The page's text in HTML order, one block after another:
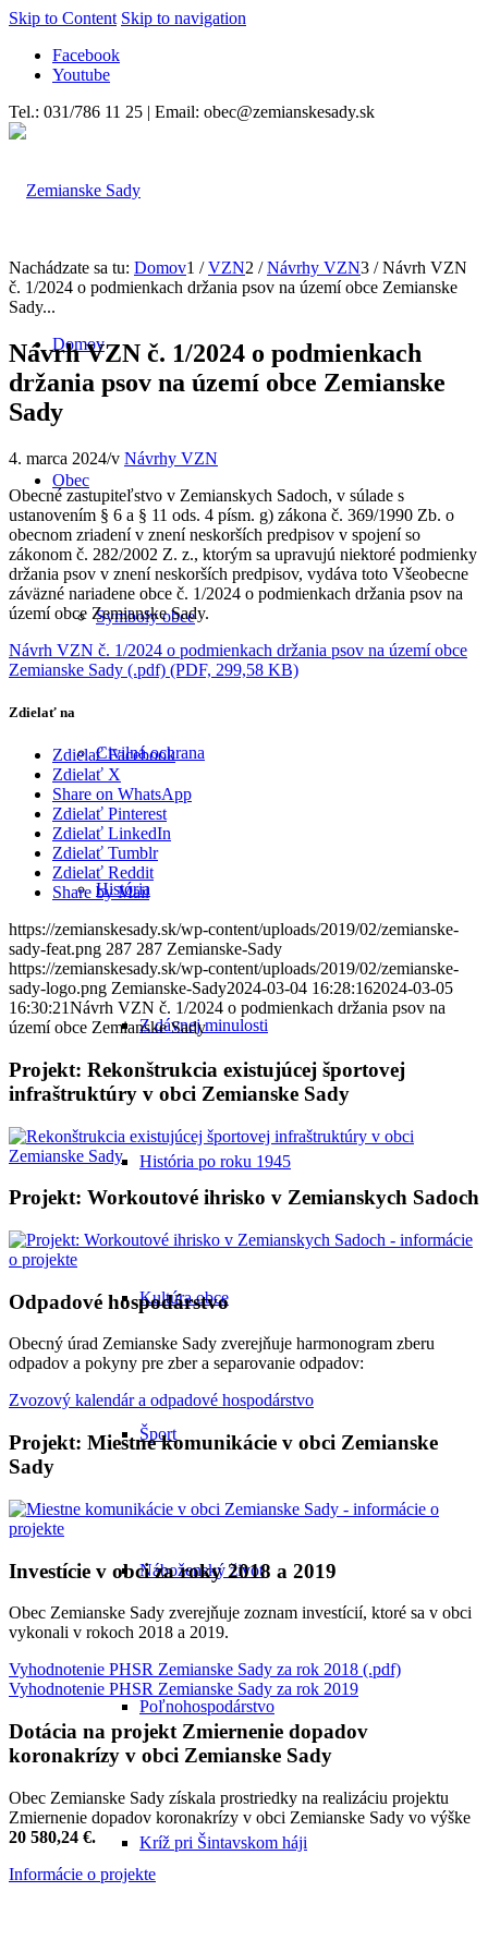
Skip to Content Skip to navigation
Facebook
Youtube
Tel.: 031/786 11 25 | Email: obec@zemianskesady.sk
Domov
Obec
Symboly obce
Civilná ochrana
História
Z dávnej minulosti
História po roku 1945
Kultúra obce
Šport
Náboženský život
Poľnohospodárstvo
Kríž pri Šintavskom háji
Nachádzate sa tu: Domov1 / VZN2 / Návrhy VZN3 / Návrh VZN
č. 1/2024 o podmienkach držania psov na území obce Zemianske
Sady...
Návrh VZN č. 1/2024 o podmienkach
držania psov na území obce Zemianske
Sady
4. marca 2024/v Návrhy VZN
Obecné zastupiteľstvo v Zemianskych Sadoch, v súlade s
ustanovením § 6 a § 11 ods. 4 písm. g) zákona č. 369/1990 Zb. o
obecnom zriadení v znení neskorších predpisov v spojení so
zákonom č. 282/2002 Z. z., ktorým sa upravujú niektoré podmienky
držania psov v znení neskorších predpisov, vydáva toto Všeobecne
záväzné nariadene obce č. 1/2024 o podmienkach držania psov na
území obce Zemianske Sady.
Návrh VZN č. 1/2024 o podmienkach držania psov na území obce
Zemianske Sady (.pdf) (PDF, 299,58 KB)
Zdielať na
Zdielať Facebook
Zdielať X
Share on WhatsApp
Zdielať Pinterest
Zdielať LinkedIn
Zdielať Tumblr
Zdielať Reddit
Share by Mail
https://zemianskesady.sk/wp-content/uploads/2019/02/zemianske-
sady-feat.png 287 287 Zemianske-Sady
https://zemianskesady.sk/wp-content/uploads/2019/02/zemianske-
sady-logo.png Zemianske-Sady2024-03-04 16:28:162024-03-05
16:30:21Návrh VZN č. 1/2024 o podmienkach držania psov na
území obce Zemianske Sady
Projekt: Rekonštrukcia existujúcej športovej
infraštruktúry v obci Zemianske Sady
Projekt: Workoutové ihrisko v Zemianskych Sadoch
Odpadové hospodárstvo
Obecný úrad Zemianske Sady zverejňuje harmonogram zberu
odpadov a pokyny pre zber a separovanie odpadov:
Zvozový kalendár a odpadové hospodárstvo
Projekt: Miestne komunikácie v obci Zemianske
Sady
Investície v obci za roky 2018 a 2019
Obec Zemianske Sady zverejňuje zoznam investícií, ktoré sa v obci
vykonali v rokoch 2018 a 2019.
Vyhodnotenie PHSR Zemianske Sady za rok 2018 (.pdf)
Vyhodnotenie PHSR Zemianske Sady za rok 2019
Dotácia na projekt Zmiernenie dopadov
koronakrízy v obci Zemianske Sady
Obec Zemianske Sady získala prostriedky na realizáciu projektu
Zmiernenie dopadov koronakrízy v obci Zemianske Sady vo výške
20 580,24 €.
Informácie o projekte